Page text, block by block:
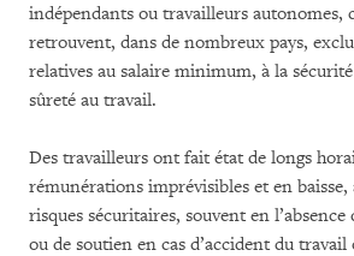
indépendants ou travailleurs autonomes,
retrouvent, dans de nombreux pays,
relatives au salaire minimum, à la
sûreté au travail.
Des travailleurs ont fait état de longs
rémunérations imprévisibles et en baisse,
risques sécuritaires, souvent en l’absence
ou de soutien en cas d’accident du travail